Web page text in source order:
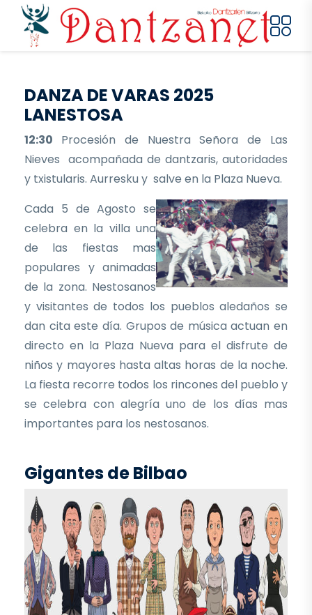
Pasar al contenido principal
DANZA DE VARAS 2025
LANESTOSA
12:30 Procesión de Nuestra Señora de Las
Nieves acompañada de dantzaris, autoridades
y txistularis. Aurresku y salve en la Plaza Nueva.
Cada 5 de Agosto se
celebra en la villa una
de las fiestas mas
populares y animadas
de la zona. Nestosanos
y visitantes de todos los pueblos aledaños se
dan cita este día. Grupos de música actuan en
directo en la Plaza Nueva para el disfrute de
niños y mayores hasta altas horas de la noche.
La fiesta recorre todos los rincones del pueblo y
se celebra con alegría uno de los días mas
importantes para los nestosanos.
Gigantes de Bilbao